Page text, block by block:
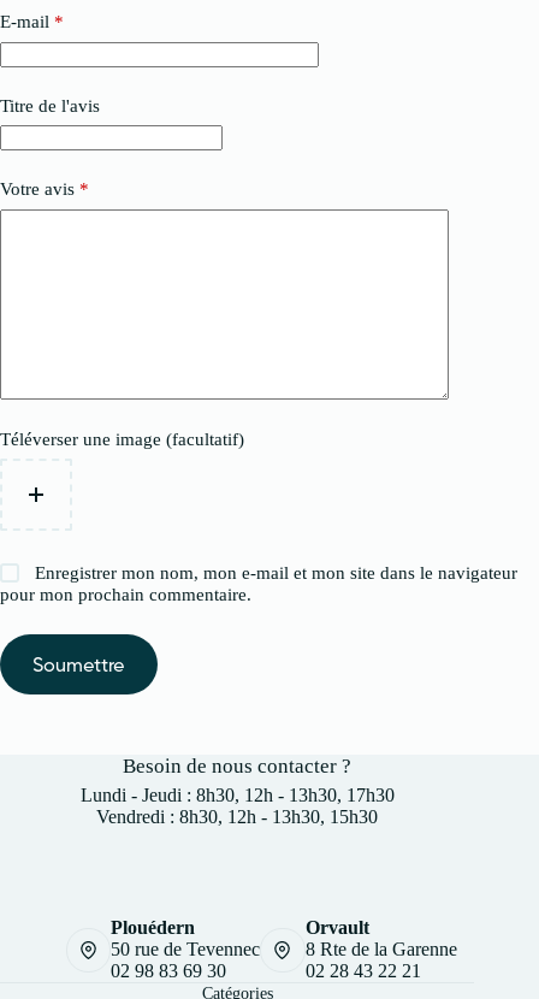
E-mail *
Titre de l'avis
Votre avis *
Téléverser une image (facultatif)
Enregistrer mon nom, mon e-mail et mon site dans le navigateur
pour mon prochain commentaire.
Soumettre
Besoin de nous contacter ?
Lundi - Jeudi : 8h30, 12h - 13h30, 17h30
Vendredi : 8h30, 12h - 13h30, 15h30
Plouédern
50 rue de Tevennec
02 98 83 69 30
Orvault
8 Rte de la Garenne
02 28 43 22 21
Catégories